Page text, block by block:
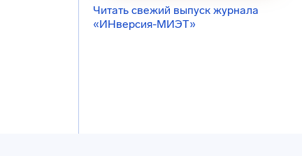
Читать свежий выпуск журнала
«ИНверсия-МИЭТ»